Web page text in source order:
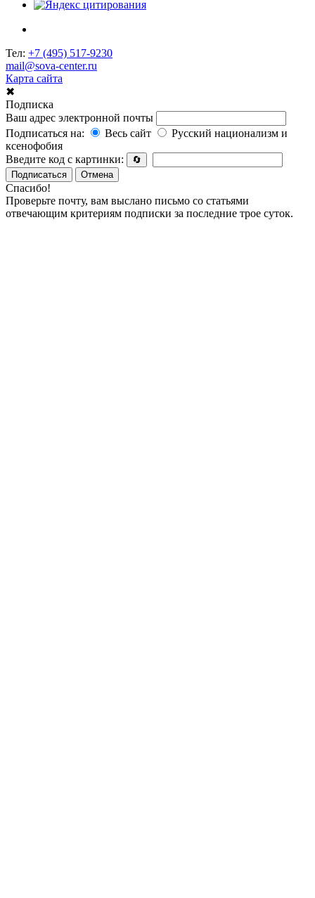
Тел: +7 (495) 517-9230
mail@sova-center.ru
Карта сайта
✖
Подписка
Ваш адрес электронной почты
Подписаться на:
Весь сайт
Русский национализм и
ксенофобия
Введите код с картинки:
🔄
Подписаться
Отмена
Спасибо!
Проверьте почту, вам выслано письмо со статьями
отвечающим критериям подписки за последние трое суток.